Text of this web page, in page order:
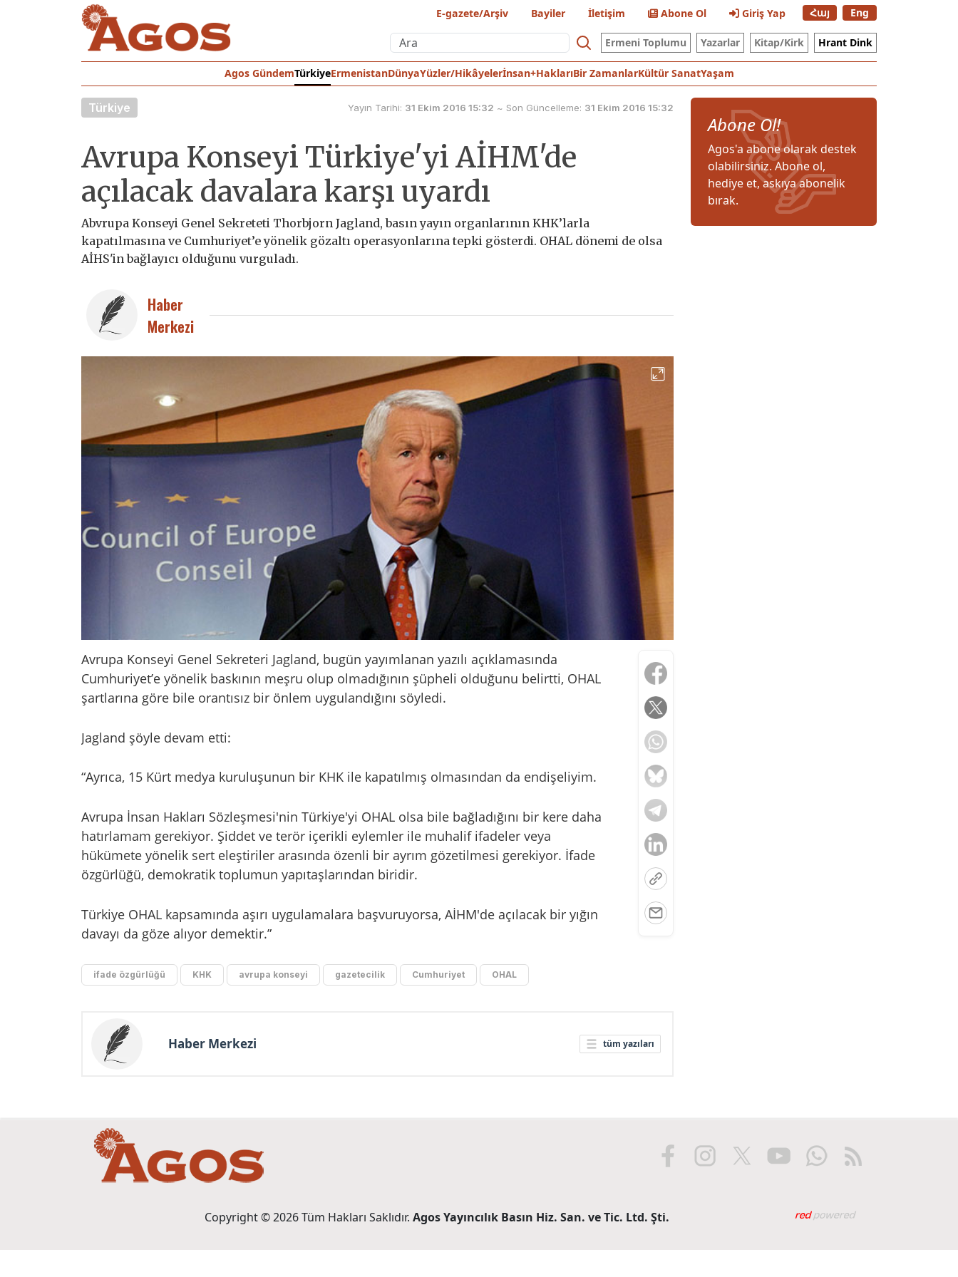
E-gazete/Arşiv Bayiler İletişim Abone Ol Giriş Yap Հայ Eng
Ermeni Toplumu Yazarlar Kitap/Kirk Hrant Dink
Agos GündemTürkiyeErmenistanDünyaYüzler/Hikâyelerİnsan+HaklarıBir ZamanlarKültür SanatYaşam
Türkiye Yayın Tarihi: 31 Ekim 2016 15:32 ~ Son Güncelleme: 31 Ekim 2016 15:32
Avrupa Konseyi Türkiye'yi AİHM'de
açılacak davalara karşı uyardı
Abvrupa Konseyi Genel Sekreteti Thorbjorn Jagland, basın yayın organlarının KHK’larla
kapatılmasına ve Cumhuriyet’e yönelik gözaltı operasyonlarına tepki gösterdi. OHAL dönemi de olsa
AİHS'in bağlayıcı olduğunu vurguladı.
Haber
Merkezi
Avrupa Konseyi Genel Sekreteri Jagland, bugün yayımlanan yazılı açıklamasında
Cumhuriyet’e yönelik baskının meşru olup olmadığının şüpheli olduğunu belirtti, OHAL
şartlarına göre bile orantısız bir önlem uygulandığını söyledi.
Jagland şöyle devam etti:
“Ayrıca, 15 Kürt medya kuruluşunun bir KHK ile kapatılmış olmasından da endişeliyim.
Avrupa İnsan Hakları Sözleşmesi'nin Türkiye'yi OHAL olsa bile bağladığını bir kere daha
hatırlamam gerekiyor. Şiddet ve terör içerikli eylemler ile muhalif ifadeler veya
hükümete yönelik sert eleştiriler arasında özenli bir ayrım gözetilmesi gerekiyor. İfade
özgürlüğü, demokratik toplumun yapıtaşlarından biridir.
Türkiye OHAL kapsamında aşırı uygulamalara başvuruyorsa, AİHM'de açılacak bir yığın
davayı da göze alıyor demektir.”
ifade özgürlüğü KHK avrupa konseyi gazetecilik Cumhuriyet OHAL
Haber Merkezi tüm yazıları
Abone Ol!
Agos'a abone olarak destek
olabilirsiniz. Abone ol,
hediye et, askıya abonelik
bırak.
Copyright © 2026 Tüm Hakları Saklıdır. Agos Yayıncılık Basın Hiz. San. ve Tic. Ltd. Şti. Web tasarım: Red